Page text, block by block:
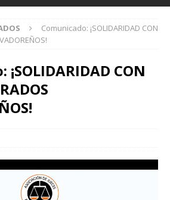
Comunicado: ¡SOLIDARIDAD CON
CON